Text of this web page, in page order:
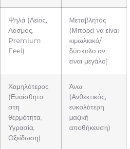
Ψηλά (Λείος,
Αοσμος,
Premium
Feel)
Μεταβλητός
(Μπορεί να είναι
κιμωλιακό/
δύσκολο αν
είναι μεγάλο)
Χαμηλότερος
(Ευαίσθητο
στη
θερμότητα,
Υγρασία,
Οξείδωση)
Άνω
(Ανθεκτικός,
ευκολότερη
μαζική
αποθήκευση)